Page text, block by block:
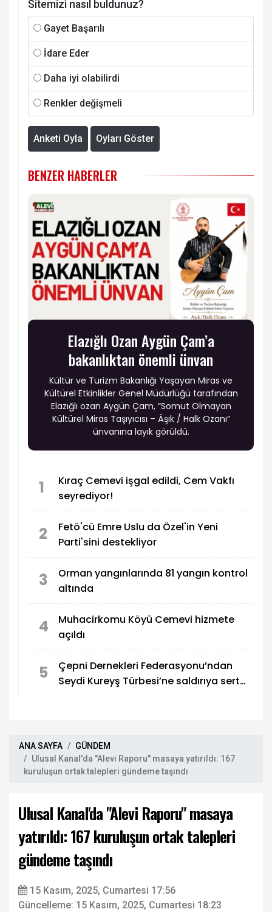
Sitemizi nasıl buldunuz?
Gayet Başarılı
İdare Eder
Daha iyi olabilirdi
Renkler değişmeli
Anketi Oyla Oyları Göster
BENZER HABERLER
Elazığlı Ozan Aygün Çam’a
bakanlıktan önemli ünvan
Kültür ve Turizm Bakanlığı Yaşayan Miras ve
Kültürel Etkinlikler Genel Müdürlüğü tarafından
Elazığlı ozan Aygün Çam, “Somut Olmayan
Kültürel Miras Taşıyıcısı – Âşık / Halk Ozanı”
ünvanına layık görüldü.
1
Kıraç Cemevi işgal edildi, Cem Vakfı
seyrediyor!
2
Fetö'cü Emre Uslu da Özel'in Yeni
Parti'sini destekliyor
3
Orman yangınlarında 81 yangın kontrol
altında
4
Muhacirkomu Köyü Cemevi hizmete
açıldı
5
Çepni Dernekleri Federasyonu’ndan
Seydi Kureyş Türbesi’ne saldırıya sert
ANA SAYFA
GÜNDEM
Ulusal Kanal'da "Alevi Raporu" masaya yatırıldı: 167
kuruluşun ortak talepleri gündeme taşındı
Ulusal Kanal'da "Alevi Raporu" masaya
yatırıldı: 167 kuruluşun ortak talepleri
gündeme taşındı
15 Kasım, 2025, Cumartesi 17:56
Güncelleme: 15 Kasım, 2025, Cumartesi 18:23